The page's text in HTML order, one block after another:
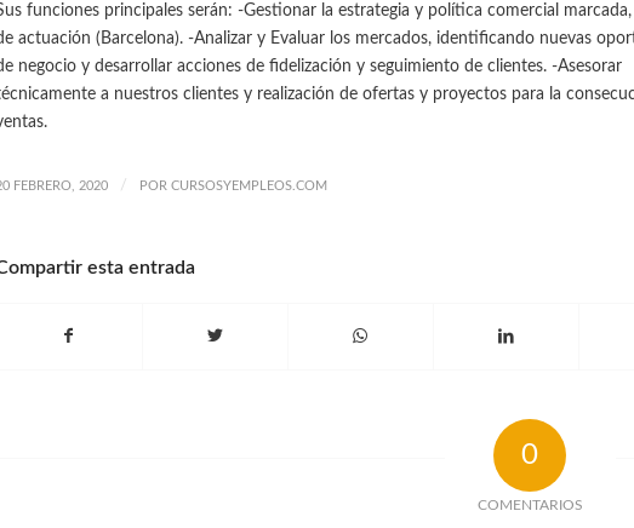
funciones principales serán: -Gestionar la estrategia y política comercial marcada,
actuación (Barcelona). -Analizar y Evaluar los mercados, identificando nuevas
negocio y desarrollar acciones de fidelización y seguimiento de clientes. -Asesorar
a nuestros clientes y realización de ofertas y proyectos para la
FEBRERO, 2020 / POR CURSOSYEMPLEOS.COM
esta entrada
0
COMENTARIOS